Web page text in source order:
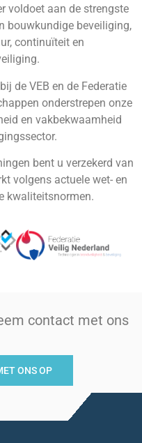
voldoet aan de strengste
bouwkundige beveiliging,
continuïteit en
de VEB en de Federatie
onderstrepen onze
en vakbekwaamheid
bent u verzekerd van
volgens actuele wet- en
kwaliteitsnormen.
contact met ons
ONS OP